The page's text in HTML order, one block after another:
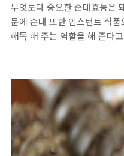
무엇보다 중요한 순대효능은
문에 순대 또한 인스턴트 식
해독 해 주는 역할을 해 준다